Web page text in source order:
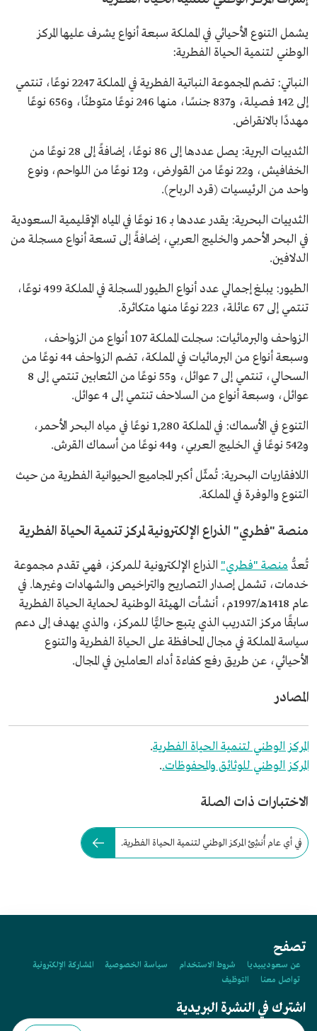
يشمل التنوع الأحيائي في المملكة سبعة أنواع يشرف عليها المركز
الوطني لتنمية الحياة الفطرية:
النباتي: تضم المجموعة النباتية الفطرية في المملكة 2247 نوعًا، تنتمي
إلى 142 فصيلة، و837 جنسًا، منها 246 نوعًا متوطنًا، و656 نوعًا
مهددًا بالانقراض.
الثدييات البرية: يصل عددها إلى 86 نوعًا، إضافةً إلى 28 نوعًا من
الخفافيش، و22 نوعًا من القوارض، و12 نوعًا من اللواحم، ونوع
واحد من الرئيسيات (قرد الرباح).
​​الثدييات البحرية: يقدر عددها بـ 16 نوعًا في المياه الإقليمية السعودية
في البحر الأحمر والخليج العربي، إضافةً إلى تسعة أنواع مسجلة من
الدلافين.
الطيور: يبلغ إجمالي عدد أنواع الطيور المسجلة في المملكة 499 نوعًا،
تنتمي إلى 67 عائلة، 223 نوعًا منها متكاثرة.
الزواحف والبرمائيات: سجلت المملكة 107 أنواع من الزواحف،
وسبعة أنواع من البرمائيات في المملكة، تضم الزواحف 44 نوعًا من
السحالي، تنتمي إلى 7 عوائل، و55 نوعًا من الثعابين تنتمي إلى 8
عوائل، وسبعة أنواع من السلاحف تنتمي إلى 4 عوائل.
التنوع في الأسماك: في المملكة 1,280 نوعًا في مياه البحر الأحمر،
و542 نوعًا في الخليج العربي، و44 نوعًا من أسماك القرش.
اللافقاريات البحرية: تُمثّل أكبر المجاميع الحيوانية الفطرية من حيث
التنوع والوفرة في المملكة.
منصة "فطري" الذراع الإلكترونية لمركز تنمية الحياة الفطرية
تُعدُّ منصة "فطري" الذراع الإلكترونية للمركز، فهي تقدم مجموعة
خدمات، تشمل إصدار التصاريح والتراخيص والشهادات وغيرها. في
عام 1418هـ/1997م، أنشأت الهيئة الوطنية لحماية الحياة الفطرية
سابقًا مركز التدريب الذي يتبع حاليًّا للمركز، والذي يهدف إلى دعم
سياسة المملكة في مجال المحافظة على الحياة الفطرية والتنوع
الأحيائي، عن طريق رفع كفاءة أداء العاملين في المجال.
المصادر
المركز الوطني لتنمية الحياة الفطرية.
المركز الوطني للوثائق والمحفوظات..
الاختبارات ذات الصلة
في أي عام أُنشِئ المركز الوطني لتنمية الحياة الفطرية.
تصفح
عن سعوديبيديا شروط الاستخدام سياسة الخصوصية
المشاركة الإلكترونية
تواصل معنا
التوظيف
اشترك في النشرة البريدية